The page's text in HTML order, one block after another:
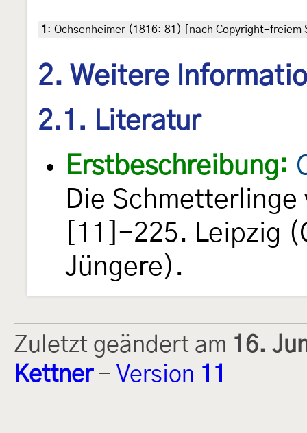
1 : Ochsenheimer (1816: 81) [nach Copyright-
2. Weitere
2.1. Literatur
Erstbeschreibung:
Die
[11]-225. Leipzig
Jüngere).
Zuletzt geändert am 16.
Kettner- Version 11